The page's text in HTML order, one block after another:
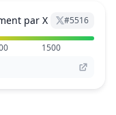
par X #5516
1500